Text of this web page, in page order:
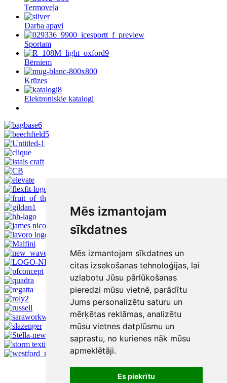
Mēs izmantojam
sīkdatnes
Mēs izmantojam sīkdatnes un
citas izsekošanas tehnoloģijas, lai
uzlabotu Jūsu pārlūkošanas
pieredzi mūsu vietnē, parādītu
Jums personalizētu saturu un
mērķētas reklāmas, analizētu
mūsu vietnes datplūsmu un
saprastu, no kurienes nāk mūsu
apmeklētāji.
Es piekrītu
Termoveļa
Darba apavi
Sportam
Bērniem
Krūzes
Elektroniskie katalogi